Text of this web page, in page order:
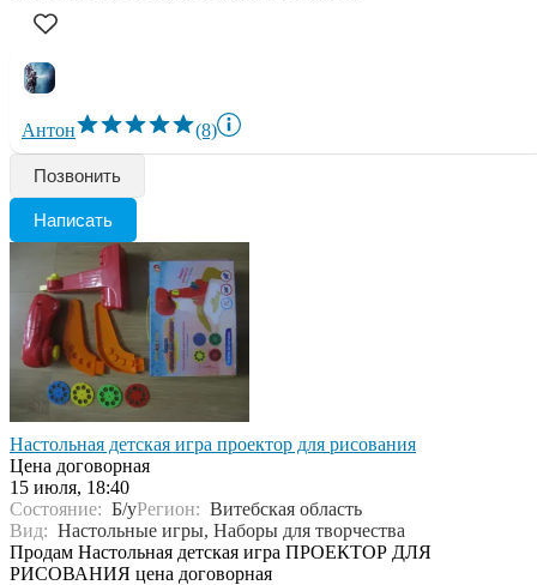
Антон (8)
Позвонить
Написать
Настольная детская игра проектор для рисования
Цена договорная
15 июля, 18:40
Состояние: Б/уРегион: Витебская область
Вид: Настольные игры, Наборы для творчества
Продам Настольная детская игра ПРОЕКТОР ДЛЯ
РИСОВАНИЯ цена договорная